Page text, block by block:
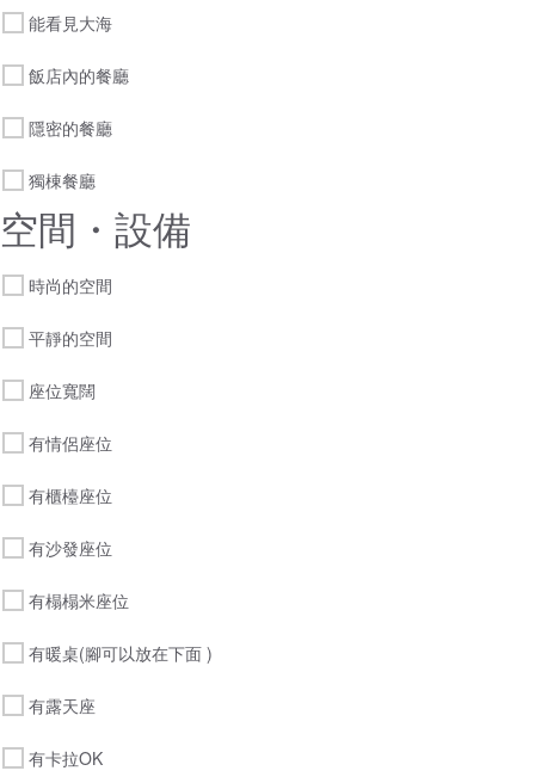
能看見大海
飯店內的餐廳
隱密的餐廳
獨棟餐廳
空間・設備
時尚的空間
平靜的空間
座位寬闊
有情侶座位
有櫃檯座位
有沙發座位
有榻榻米座位
有暖桌(腳可以放在下面 )
有露天座
有卡拉OK